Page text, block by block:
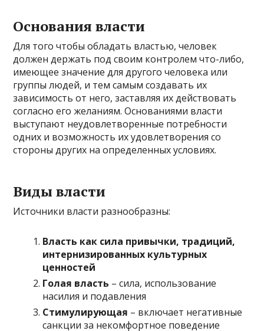
Основания власти
Для того чтобы обладать властью, человек
должен держать под своим контролем что-либо,
имеющее значение для другого человека или
группы людей, и тем самым создавать их
зависимость от него, заставляя их действовать
согласно его желаниям. Основаниями власти
выступают неудовлетворенные потребности
одних и возможность их удовлетворения со
стороны других на определенных условиях.
Виды власти
Источники власти разнообразны:
Власть как сила привычки, традиций,
интернизированных культурных
ценностей
Голая власть – сила, использование
насилия и подавления
Стимулирующая – включает негативные
санкции за некомфортное поведение